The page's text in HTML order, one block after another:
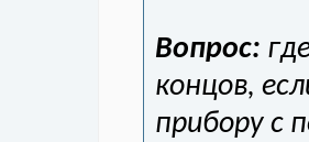
Вопрос:
концов,
прибору с